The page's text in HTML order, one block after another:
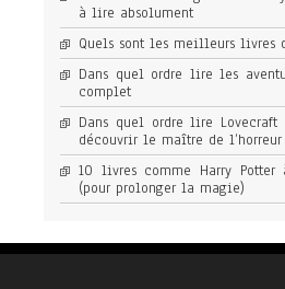
à lire absolument
Quels sont les meilleurs livres
Dans quel ordre lire les
complet
Dans quel ordre lire
découvrir le maître de
10 livres comme Harry Potter
(pour prolonger la magie)